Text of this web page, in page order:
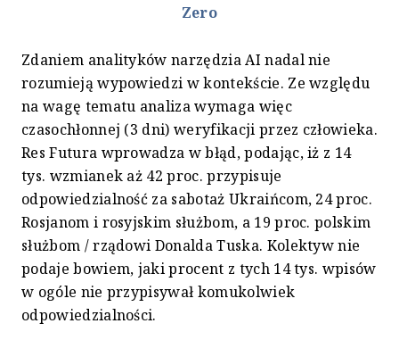
Zero
Zdaniem analityków narzędzia AI nadal nie
rozumieją wypowiedzi w kontekście. Ze względu
na wagę tematu analiza wymaga więc
czasochłonnej (3 dni) weryfikacji przez człowieka.
Res Futura wprowadza w błąd, podając, iż z 14
tys. wzmianek aż 42 proc. przypisuje
odpowiedzialność za sabotaż Ukraińcom, 24 proc.
Rosjanom i rosyjskim służbom, a 19 proc. polskim
służbom / rządowi Donalda Tuska. Kolektyw nie
podaje bowiem, jaki procent z tych 14 tys. wpisów
w ogóle nie przypisywał komukolwiek
odpowiedzialności.